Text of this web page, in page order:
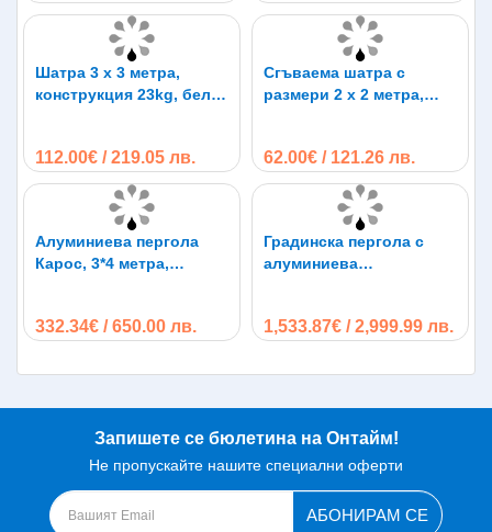
Шатра 3 x 3 метра,
конструкция 23kg, бели
112.00€ / 219.05 лв.
Сгъваема шатра с
размери 2 х 2 метра,
62.00€ / 121.26 лв.
Алуминиева пергола
Карос, 3*4 метра,
332.34€ / 650.00 лв.
Градинска пергола с
алуминиева
1,533.87€ / 2,999.99 лв.
Запишете се бюлетина на Онтайм!
Не пропускайте нашите специални оферти
АБОНИРАМ СЕ